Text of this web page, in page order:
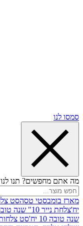
תנו לנו לעזור לכם
טסה
יח'
צלחת נייר 8" שנה
סט צלחות שנה טובה לבן זהב